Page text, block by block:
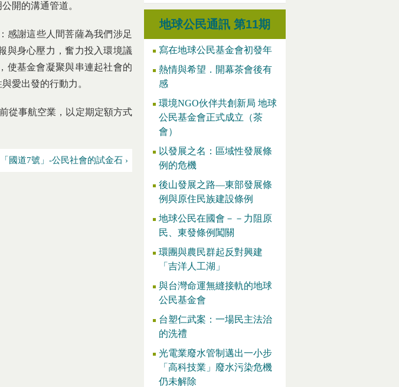
開的溝通管道。
感謝這些人間菩薩為我們涉足
與身心壓力，奮力投入環境議
使基金會凝聚與串連起社會的
愛出發的行動力。
從事航空業，以定期定額方式
「國道7號」-公民社會的試金石 ›
地球公民通訊 第11期
寫在地球公民基金會初發年
熱情與希望．開幕茶會後有
感
環境NGO伙伴共創新局 地球
公民基金會正式成立（茶
會）
以發展之名：區域性發展條
例的危機
後山發展之路—東部發展條
例與原住民族建設條例
地球公民在國會－－力阻原
民、東發條例闖關
環團與農民群起反對興建
「吉洋人工湖」
與台灣命運無縫接軌的地球
公民基金會
台塑仁武案：一場民主法治
的洗禮
光電業廢水管制邁出一小步
「高科技業」廢水污染危機
仍未解除